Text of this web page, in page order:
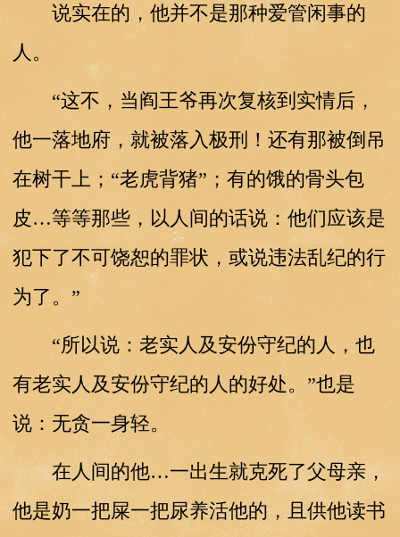
说实在的，他并不是那种爱管闲事的
人。
“这不，当阎王爷再次复核到实情后，
他一落地府，就被落入极刑！还有那被倒吊
在树干上；“老虎背猪”；有的饿的骨头包
皮…等等那些，以人间的话说：他们应该是
犯下了不可饶恕的罪状，或说违法乱纪的行
为了。”
“所以说：老实人及安份守纪的人，也
有老实人及安份守纪的人的好处。”也是
说：无贪一身轻。
在人间的他…一出生就克死了父母亲，
他是奶一把屎一把尿养活他的，且供他读书